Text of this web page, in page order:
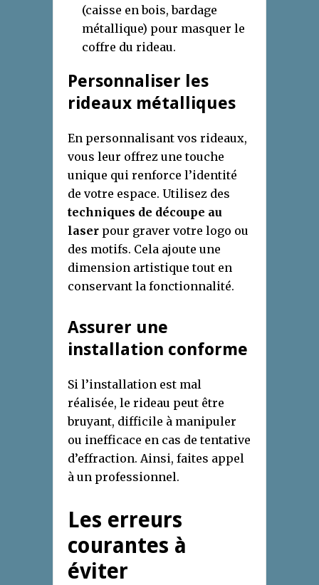
(caisse en bois, bardage
métallique) pour masquer le
coffre du rideau.
Personnaliser les
rideaux métalliques
En personnalisant vos rideaux,
vous leur offrez une touche
unique qui renforce l’identité
de votre espace. Utilisez des
techniques de découpe au
laser pour graver votre logo ou
des motifs. Cela ajoute une
dimension artistique tout en
conservant la fonctionnalité.
Assurer une
installation conforme
Si l’installation est mal
réalisée, le rideau peut être
bruyant, difficile à manipuler
ou inefficace en cas de tentative
d’effraction. Ainsi, faites appel
à un professionnel.
Les erreurs
courantes à
éviter